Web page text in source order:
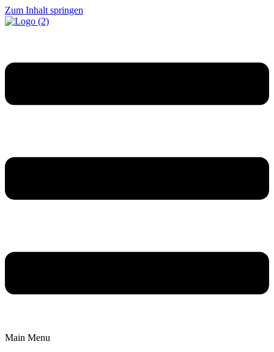
Zum Inhalt springen
Main Menu